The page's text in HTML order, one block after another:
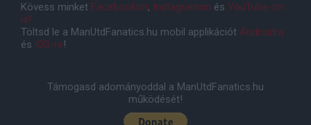
Kövess minket Facebookon, Instagramon és YouTube-on
is!
Töltsd le a ManUtdFanatics.hu mobil applikációt Androidra
és iOS-re!
Támogasd adományoddal a ManUtdFanatics.hu
működését!